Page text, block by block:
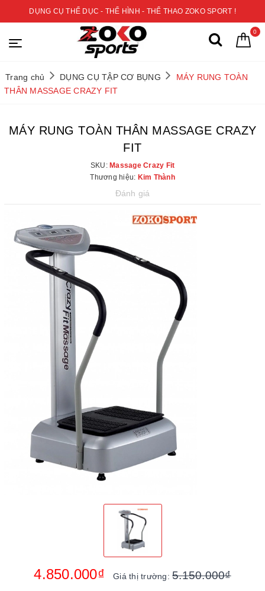
DỤNG CỤ THỂ DỤC - THỂ HÌNH - THỂ THAO ZOKO SPORT !
0
Trang chủ DỤNG CỤ TẬP CƠ BỤNG
MÁY RUNG TOÀN
THÂN MASSAGE CRAZY FIT
MÁY RUNG TOÀN THÂN MASSAGE CRAZY
FIT
SKU: Massage Crazy Fit
Thương hiệu: Kim Thành
Đánh giá
4.850.000₫ Giá thị trường:5.150.000₫